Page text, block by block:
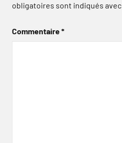
obligatoires sont indiqués avec
Commentaire*